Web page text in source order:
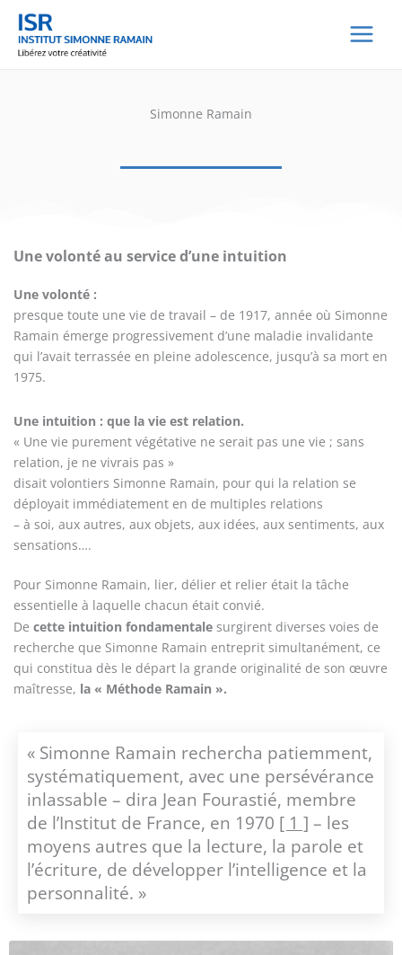
Aller
contenu
Simonne Ramain
Une volonté au service d’une intuition
Une volonté :
presque toute une vie de travail – de 1917, année où Simonne
Ramain émerge progressivement d’une maladie invalidante
qui l’avait terrassée en pleine adolescence, jusqu’à sa mort en
1975.
Une intuition : que la vie est relation.
« Une vie purement végétative ne serait pas une vie ; sans
relation, je ne vivrais pas »
disait volontiers Simonne Ramain, pour qui la relation se
déployait immédiatement en de multiples relations
– à soi, aux autres, aux objets, aux idées, aux sentiments, aux
sensations….
Pour Simonne Ramain, lier, délier et relier était la tâche
essentielle à laquelle chacun était convié.
De cette intuition fondamentale surgirent diverses voies de
recherche que Simonne Ramain entreprit simultanément, ce
qui constitua dès le départ la grande originalité de son œuvre
maîtresse, la « Méthode Ramain ».
« Simonne Ramain rechercha patiemment,
systématiquement, avec une persévérance
inlassable – dira Jean Fourastié, membre
de l’Institut de France, en 1970 [ 1 ] – les
moyens autres que la lecture, la parole et
l’écriture, de développer l’intelligence et la
personnalité. »